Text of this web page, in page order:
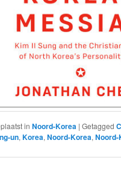
in Noord-Korea | Getagged
un, Korea, Noord-Korea,